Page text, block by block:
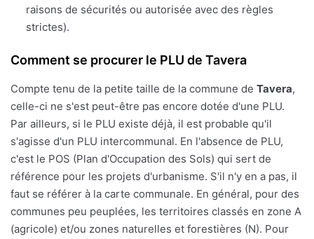
raisons de sécurités ou autorisée avec des règles
strictes).
Comment se procurer le PLU de Tavera
Compte tenu de la petite taille de la commune de Tavera,
celle-ci ne s'est peut-être pas encore dotée d'une PLU.
Par ailleurs, si le PLU existe déjà, il est probable qu'il
s'agisse d'un PLU intercommunal. En l'absence de PLU,
c'est le POS (Plan d'Occupation des Sols) qui sert de
référence pour les projets d'urbanisme. S'il n'y en a pas, il
faut se référer à la carte communale. En général, pour des
communes peu peuplées, les territoires classés en zone A
(agricole) et/ou zones naturelles et forestières (N). Pour